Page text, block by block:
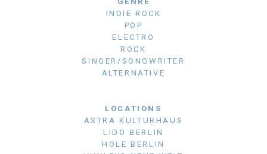
INDIE ROCK
POP
ELECTRO
ROCK
SINGER/SONGWRITER
ALTERNATIVE
LOCATIONS
ASTRA KULTURHAUS
LIDO BERLIN
HOLE BERLIN